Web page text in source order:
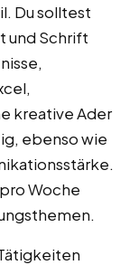
Du solltest
und Schrift
kreative Ader
ebenso wie
Woche